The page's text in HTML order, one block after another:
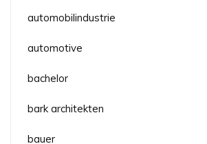
automobilindustrie
automotive
bachelor
bark architekten
bauer